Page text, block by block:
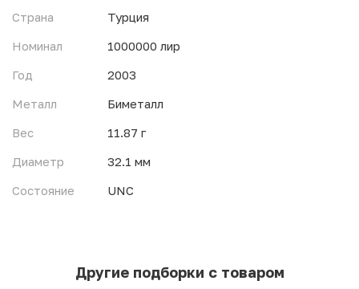
Время до окончания:
2ч.
Страна
Турция
Номинал
1000000 лир
Год
2003
Металл
Биметалл
Вес
11.87 г
Диаметр
32.1 мм
Состояние
UNC
Другие подборки с товаром